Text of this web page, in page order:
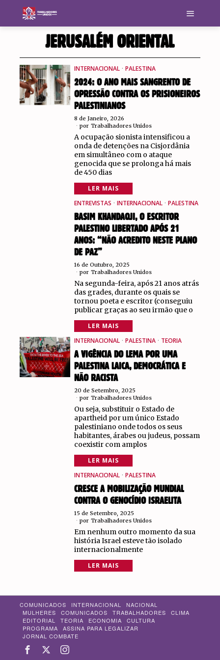
JERUSALÉM ORIENTAL
INTERNACIONAL · PALESTINA
2024: O ANO MAIS SANGRENTO DE
OPRESSÃO CONTRA OS PRISIONEIROS
PALESTINIANOS
8 de Janeiro, 2026
por Trabalhadores Unidos
A ocupação sionista intensificou a
onda de detenções na Cisjordânia
em simultâneo com o ataque
genocida que se prolonga há mais
de 450 dias
LER MAIS
ENTREVISTAS · INTERNACIONAL · PALESTINA
BASIM KHANDAQJI, O ESCRITOR
PALESTINO LIBERTADO APÓS 21
ANOS: “NÃO ACREDITO NESTE PLANO
DE PAZ”
16 de Outubro, 2025
por Trabalhadores Unidos
Na segunda-feira, após 21 anos atrás
das grades, durante os quais se
tornou poeta e escritor (conseguiu
publicar graças ao seu irmão que o
LER MAIS
INTERNACIONAL · PALESTINA · TEORIA
A VIGÊNCIA DO LEMA POR UMA
PALESTINA LAICA, DEMOCRÁTICA E
NÃO RACISTA
20 de Setembro, 2025
por Trabalhadores Unidos
Ou seja, substituir o Estado de
apartheid por um único Estado
palestiniano onde todos os seus
habitantes, árabes ou judeus, possam
coexistir com amplos
LER MAIS
INTERNACIONAL · PALESTINA
CRESCE A MOBILIZAÇÃO MUNDIAL
CONTRA O GENOCÍDIO ISRAELITA
15 de Setembro, 2025
por Trabalhadores Unidos
Em nenhum outro momento da sua
história Israel esteve tão isolado
internacionalmente
LER MAIS
COMUNICADOS INTERNACIONAL
NACIONAL
MULHERES
COMUNICADOS TRABALHADORES
CLIMA
EDITORIAL
TEORIA ECONOMIA
CULTURA
PROGRAMA
ASSINA PARA LEGALIZAR
JORNAL COMBATE